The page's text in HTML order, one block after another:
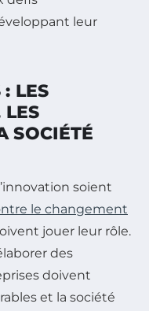
leur
: LES
SOCIÉTÉ
soient
le changement
jouer leur rôle.
des
doivent
et la société